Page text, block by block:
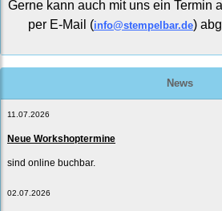
Gerne kann auch mit uns ein Termin
per E-Mail (info@stempelbar.de)
News
11.07.2026
Neue Workshoptermine
sind online buchbar.
02.07.2026